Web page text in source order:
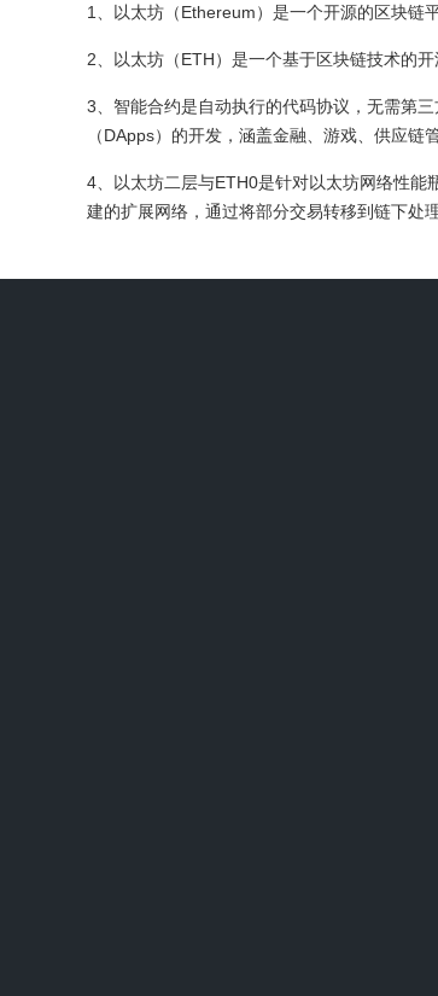
1、以太坊（Ethereum）是一个开源的区块链
2、以太坊（ETH）是一个基于区块链技术的
3、智能合约是自动执行的代码协议，无需第
（DApps）的开发，涵盖金融、游戏、供应链
4、以太坊二层与ETH0是针对以太坊网络性能
建的扩展网络，通过将部分交易转移到链下处